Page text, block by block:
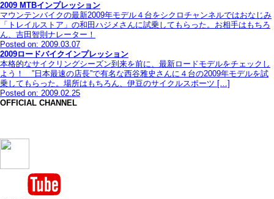
2009 MTBインプレッション
マウンテンバイクの最新2009年モデル４台をシクロチャンネルではおなじみ
「トレイルストア」の和田ハジメさんに試乗してもらった。お相手はもちろ
ん、吉田智則ナレーター！
Posted on: 2009.03.07
2009ロードバイクインプレッション
本格的なサイクリングシーズン到来を前に、最新ロードモデルをチェックし
よう！ ”日本最速の店長”で有名な西谷雅史さんに４台の2009年モデルを試
乗してもらった。場所はもちろん、伊豆のサイクルスポーツ […]
Posted on: 2009.02.25
OFFICIAL CHANNEL